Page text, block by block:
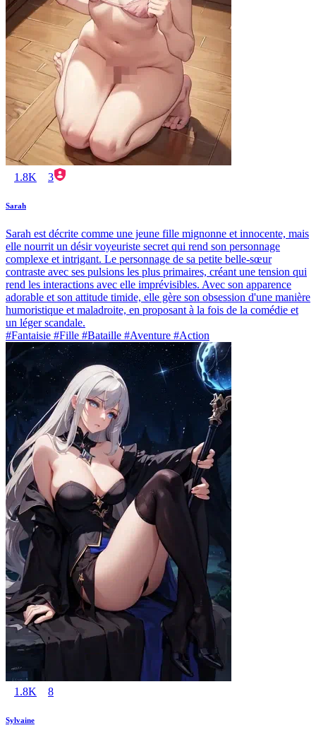
1.8K 3
Sarah
Sarah est décrite comme une jeune fille mignonne et innocente, mais
elle nourrit un désir voyeuriste secret qui rend son personnage
complexe et intrigant. Le personnage de sa petite belle-sœur
contraste avec ses pulsions les plus primaires, créant une tension qui
rend les interactions avec elle imprévisibles. Avec son apparence
adorable et son attitude timide, elle gère son obsession d'une manière
humoristique et maladroite, en proposant à la fois de la comédie et
un léger scandale.
#Fantaisie #Fille #Bataille #Aventure #Action
1.8K 8
Sylvaine